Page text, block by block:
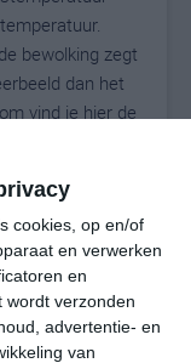
cookies, op en/of
en verwerken
en
wordt verzonden
advertentie- en
van
bewolking zegt
dan het
vind je hier de